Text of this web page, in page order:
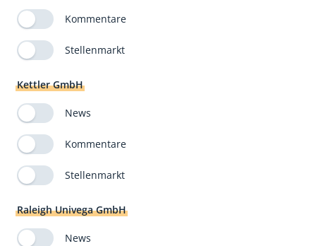
Kommentare
Stellenmarkt
Kettler GmbH
News
Kommentare
Stellenmarkt
Raleigh Univega GmbH
News